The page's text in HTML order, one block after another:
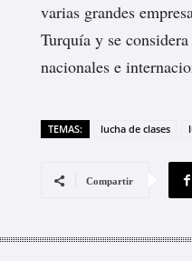
varias grandes
Turquía y se
nacionales e
TEMAS: lucha de clases
Compartir